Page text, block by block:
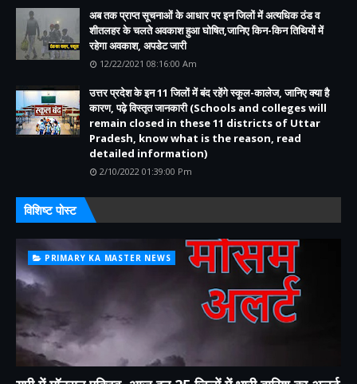
अब तक प्राप्त सूचनाओं के आधार पर इन जिलों में अत्यधिक ठंड व
शीतलहर के चलते अवकाश हुआ घोषित,जानिए किन-किन तिथियों में
रहेगा अवकाश, अपडेट जारी
12/22/2021 08:16:00 Am
उत्तर प्रदेश के इन 11 जिलों में बंद रहेंगे स्कूल-कालेज, जानिए क्या है
कारण, पढ़े विस्तृत जानकारी (Schools and colleges will
remain closed in these 11 districts of Uttar
Pradesh, know what is the reason, read
detailed information)
2/10/2022 01:39:00 Pm
विशिष्ट पोस्ट
PRIMARY KA MASTER NEWS